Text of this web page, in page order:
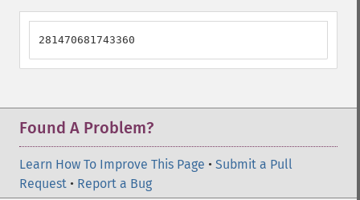
281470681743360
Found A Problem?
Learn How To Improve This Page • Submit a Pull
Request • Report a Bug